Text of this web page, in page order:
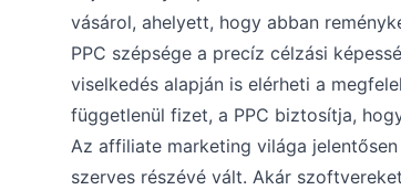
vásárol, ahelyett, hogy abban
PPC szépsége a precíz célzási
viselkedés alapján is elérheti a
függetlenül fizet, a PPC biztosítja,
Az affiliate marketing világa
szerves részévé vált. Akár